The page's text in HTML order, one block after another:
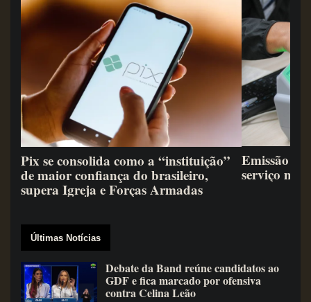
Pix se consolida como a “instituição”
de maior confiança do brasileiro,
supera Igreja e Forças Armadas
Emissão
serviço
Últimas Notícias
Debate da Band reúne candidatos ao
GDF e fica marcado por ofensiva
contra Celina Leão